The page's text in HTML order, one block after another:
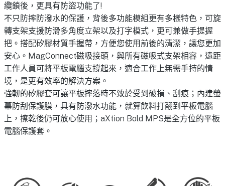
纜鎖後，更具有防盜功能了!
不只防摔防潑水的保護，背後多功能模組更有多樣特色，可旋
轉支架支援防滑多角度立架以及打字模式，更可兼做手提握
把。搭配矽膠材質手握帶，方便您使用前後的清潔，讓您更加
安心。MagConnect磁吸接頭，與所有磁吸式支架相容，遠距
工作人員可將平板電腦支撐起來，適合工作上無需手持的情
境，是更有效率的解決方案。
強軔的矽膠套可讓平板摔落時不致於受到破損、刮痕；內建螢
幕防刮保護膜，具有防潑水功能，就算飲料打翻到平板電腦
上，擦乾後仍可放心使用；aXtion Bold MPS是全方位的平板
電腦保護套。